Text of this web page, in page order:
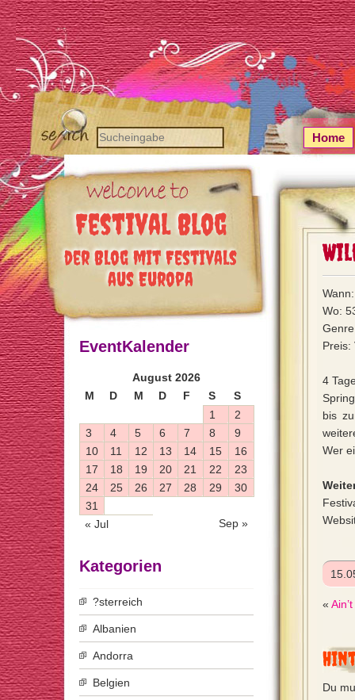
Festival Blog
der Blog mit Festivals
aus Europa
Home
Wo:
Preis:
4
bis
Wer
«
Du
EventKalender
August 2026
M
D M D F S S
« Jul Sep »
1
2
3
4 5 6 7 8
9
10
11 12 13 14 15
16
17
18 19 20 21 22
23
24
25 26 27 28 29
30
31
Kategorien
?sterreich
Albanien
Andorra
Belgien